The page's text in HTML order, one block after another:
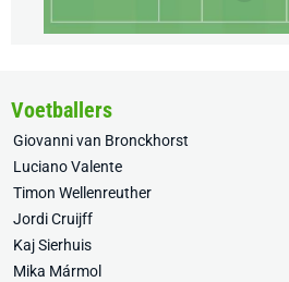
Voetballers
Giovanni van Bronckhorst
Luciano Valente
Timon Wellenreuther
Jordi Cruijff
Kaj Sierhuis
Mika Mármol